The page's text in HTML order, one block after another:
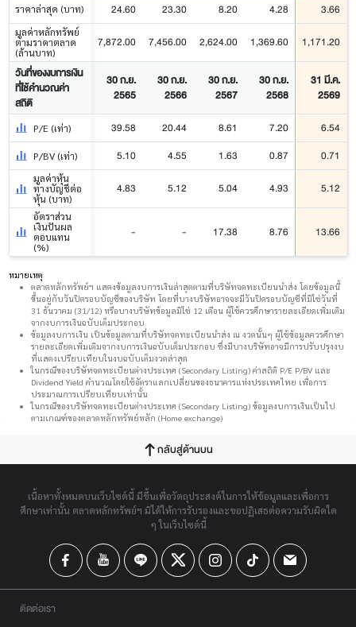
ราคาล่าสุด (บาท) 24.60 23.30 8.20 4.28 3.66
มูลค่าหลักทรัพย์
ตามราคาตลาด
(ล้านบาท)
7,872.00 7,456.00 2,624.00 1,369.60
1,171.20
วันที่ของงบการเงิน
ที่ใช้คำนวณค่า
สถิติ
30 ก.ย.
2565
30 ก.ย.
2566
30 ก.ย.
2567
30 ก.ย.
2568
31 มี.ค.
2569
P/E (เท่า) 39.58 20.44 8.61 7.20 6.54
P/BV (เท่า) 5.10 4.55 1.63 0.87 0.71
มูลค่าหุ้น
ทางบัญชีต่อ
หุ้น (บาท)
4.83 5.12 5.04 4.93 5.12
อัตราส่วน
เงินปันผล
ตอบแทน
(%)
- - 17.38 8.76 13.66
หมายเหตุ
ตลาดหลักทรัพย์ฯ แสดงข้อมูลงบการเงินล่าสุดตามที่บริษัทจดทะเบียนนำส่ง โดยข้อมูลนี้
ขึ้นอยู่กับวันปิดรอบบัญชีของบริษัท โดยที่บางบริษัทอาจจะมีวันปิดรอบบัญชีที่มิใช่วันที่
31 ธันวาคม (31/12) หรือบางบริษัทข้อมูลมิใช่ 12 เดือน ผู้ใช้ควรศึกษารายละเอียดเพิ่มเติม
จากงบการเงินฉบับเต็มประกอบ
ข้อมูลงบการเงิน เป็นข้อมูลตามที่บริษัทจดทะเบียนนำส่ง ณ งวดนั้นๆ ผู้ใช้ข้อมูลควรศึกษา
รายละเอียดเพิ่มเติมจากงบการเงินฉบับเต็มประกอบ ซึ่งมีบางบริษัทอาจมีการปรับปรุงงบ
ที่แสดงเปรียบเทียบในงบฉบับเต็มงวดล่าสุด
ในกรณีของบริษัทจดทะเบียนต่างประเทศ (Secondary Listing) ค่าสถิติ P/E P/BV และ
Dividend Yield คำนวณโดยใช้อัตราแลกเปลี่ยนของธนาคารแห่งประเทศไทย เพื่อการ
ประมาณการเปรียบเทียบเท่านั้น
ในกรณีของบริษัทจดทะเบียนต่างประเทศ (Secondary Listing) ข้อมูลงบการเงินเป็นไป
ตามเกณฑ์ของตลาดหลักทรัพย์หลัก (Home exchange)
กลับสู่ด้านบน
เนื้อหาทั้งหมดบนเว็บไซต์นี้ มีขึ้นเพื่อวัตถุประสงค์ในการให้ข้อมูลและเพื่อการ
ศึกษาเท่านั้น ตลาดหลักทรัพย์ฯ มิได้ให้การรับรองและขอปฏิเสธต่อความรับผิดใด
ๆ ในเว็บไซต์นี้
ติดต่อเรา